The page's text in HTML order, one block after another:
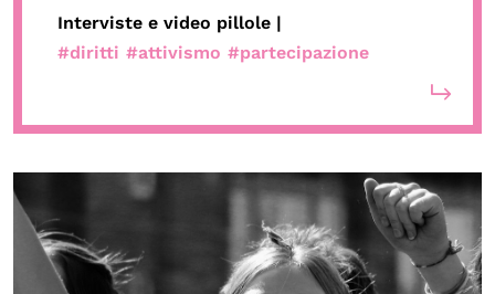
Interviste e video pillole |
#diritti #attivismo #partecipazione